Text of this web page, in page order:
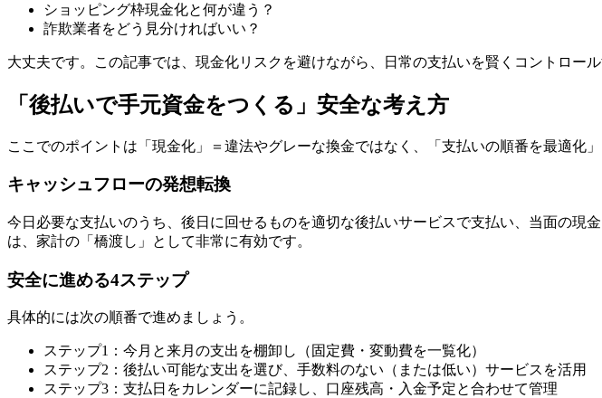
ショッピング枠現金化と何が違う？
詐欺業者をどう見分ければいい？
大丈夫です。この記事では、現金化リスクを避けながら、日常の支払いを賢くコントロー
「後払いで手元資金をつくる」安全な考え方
ここでのポイントは「現金化」＝違法やグレーな換金ではなく、「支払いの順番を最適化
キャッシュフローの発想転換
今日必要な支払いのうち、後日に回せるものを適切な後払いサービスで支払い、当面の
は、家計の「橋渡し」として非常に有効です。
安全に進める4ステップ
具体的には次の順番で進めましょう。
ステップ1：今月と来月の支出を棚卸し（固定費・変動費を一覧化）
ステップ2：後払い可能な支出を選び、手数料のない（または低い）サービスを活用
ステップ3：支払日をカレンダーに記録し、口座残高・入金予定と合わせて管理